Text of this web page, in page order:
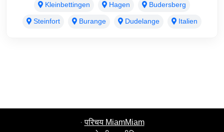
Kleinbettingen Hagen Budersberg
Steinfort Burange Dudelange Italien
·परिचय MiamMiam